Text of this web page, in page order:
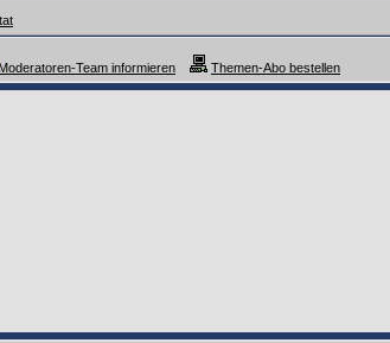
Moderatoren-Team informieren Themen-Abo bestellen